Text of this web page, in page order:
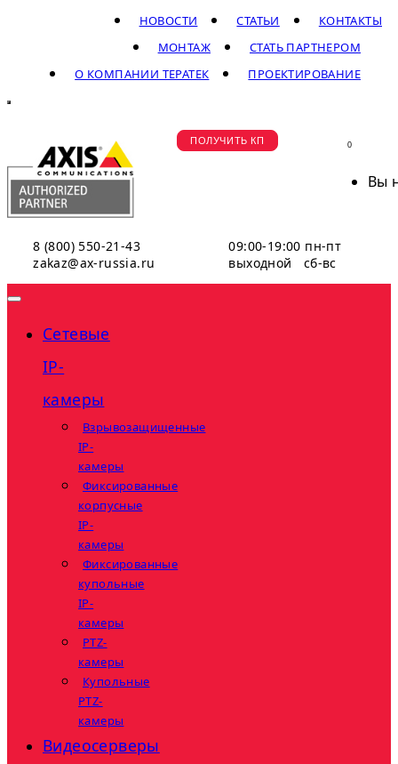
КОНТАКТЫ
СТАТЬИ
НОВОСТИ
СТАТЬ ПАРТНЕРОМ
МОНТАЖ
ПРОЕКТИРОВАНИЕ
О КОМПАНИИ ТЕРАТЕК
8 (800) 550-21-43
zakaz@ax-russia.ru
09:00-19:00 пн-пт
выходной сб-вс
ПОЛУЧИТЬ КП 0
Вы
Сетевые
IP-
камеры
Взрывозащищенные
IP-
камеры
Фиксированные
корпусные
IP-
камеры
Фиксированные
купольные
IP-
камеры
PTZ-
камеры
Купольные
PTZ-
камеры
Видеосерверы